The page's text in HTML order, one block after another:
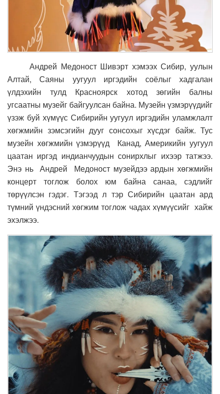
Андрей Медоност Шивэрт хэмээх Сибир, уулын
Алтай, Саяны уугуул иргэдийн соёлыг хадгалан
үлдэхийн тулд Красноярск хотод зөгийн балны
угсаатны музейг байгуулсан байна. Музейн үзмэрүүдийг
үзэж буй хүмүүс Сибирийн уугуул иргэдийн уламжлалт
хөгжмийн зэмсэгийн дууг сонсохыг хүсдэг байж. Тус
музейн хөгжмийн үзмэрүүд Канад, Америкийн уугуул
цаатан иргэд индианчуудын сонирхлыг ихээр татжээ.
Энэ нь Андрей Медоност музейдээ ардын хөгжмийн
концерт тоглож болох юм байна санаа, сэдлийг
төрүүлсэн гэдэг. Тэгээд л тэр Сибирийн цаатан ард
түмний үндэсний хөгжим тоглож чадах хүмүүсийг хайж
эхэлжээ.